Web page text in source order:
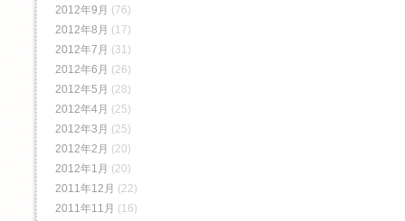
2012年9月 (76)
2012年8月 (17)
2012年7月 (31)
2012年6月 (26)
2012年5月 (28)
2012年4月 (25)
2012年3月 (25)
2012年2月 (20)
2012年1月 (20)
2011年12月 (22)
2011年11月 (16)